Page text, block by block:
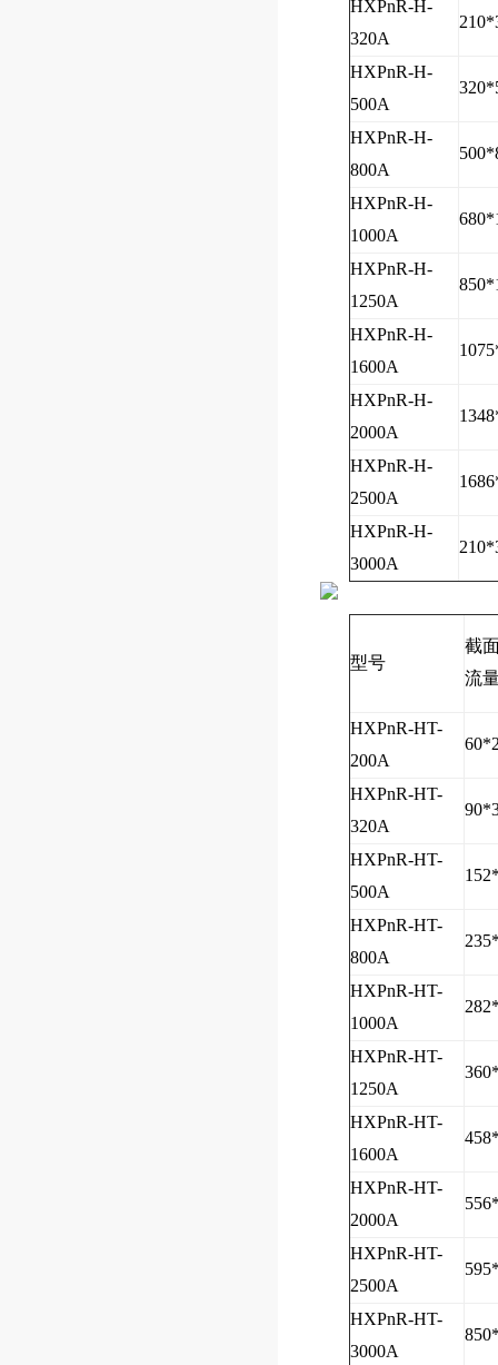
HXPnR-H-
320A
HXPnR-H-
500A
HXPnR-H-
800A
HXPnR-H-
1000A
HXPnR-H-
1250A
HXPnR-H-
1600A
HXPnR-H-
2000A
HXPnR-H-
2500A
HXPnR-H-
3000A
型号
截
流
HXPnR-HT-
200A
HXPnR-HT-
320A
HXPnR-HT-
500A
HXPnR-HT-
800A
HXPnR-HT-
1000A
HXPnR-HT-
1250A
HXPnR-HT-
1600A
HXPnR-HT-
2000A
HXPnR-HT-
2500A
HXPnR-HT-
3000A